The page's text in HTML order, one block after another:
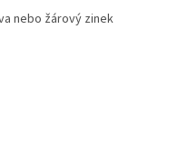
nebo žárový zinek